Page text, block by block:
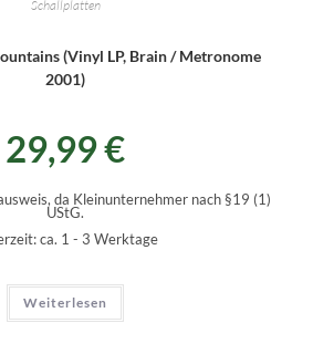
Schallplatten
(Vinyl LP, Brain / Metronome
2001)
29,99€
da Kleinunternehmer nach §19 (1)
UStG.
ca. 1 - 3 Werktage
Weiterlesen